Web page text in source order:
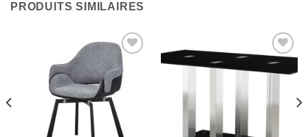
PRODUITS SIMILAIRES
Ajouter
à la
wishlist
Ajouter
à la